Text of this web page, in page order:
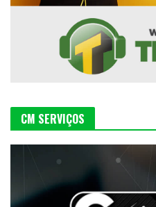
CM SERVIÇOS